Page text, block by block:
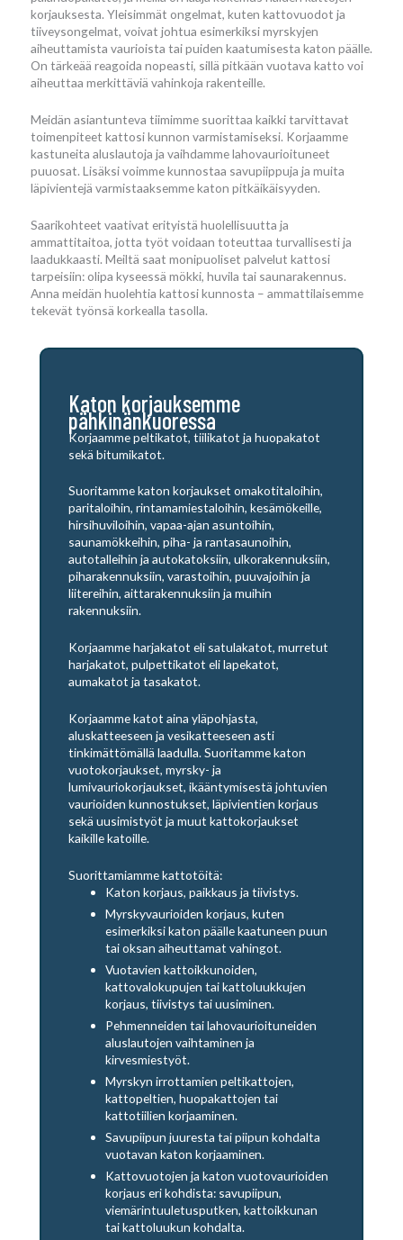
korjauksesta. Yleisimmät ongelmat, kuten kattovuodot ja
tiiveysongelmat, voivat johtua esimerkiksi myrskyjen
aiheuttamista vaurioista tai puiden kaatumisesta katon päälle.
On tärkeää reagoida nopeasti, sillä pitkään vuotava katto voi
aiheuttaa merkittäviä vahinkoja rakenteille.
Meidän asiantunteva tiimimme suorittaa kaikki tarvittavat
toimenpiteet kattosi kunnon varmistamiseksi. Korjaamme
kastuneita aluslautoja ja vaihdamme lahovaurioituneet
puuosat. Lisäksi voimme kunnostaa savupiippuja ja muita
läpivientejä varmistaaksemme katon pitkäikäisyyden.
Saarikohteet vaativat erityistä huolellisuutta ja
ammattitaitoa, jotta työt voidaan toteuttaa turvallisesti ja
laadukkaasti. Meiltä saat monipuoliset palvelut kattosi
tarpeisiin: olipa kyseessä mökki, huvila tai saunarakennus.
Anna meidän huolehtia kattosi kunnosta – ammattilaisemme
tekevät työnsä korkealla tasolla.
Katon korjauksemme
pähkinänkuoressa
Korjaamme peltikatot, tiilikatot ja huopakatot
sekä bitumikatot.
Suoritamme katon korjaukset omakotitaloihin,
paritaloihin, rintamamiestaloihin, kesämökeille,
hirsihuviloihin, vapaa-ajan asuntoihin,
saunamökkeihin, piha- ja rantasaunoihin,
autotalleihin ja autokatoksiin, ulkorakennuksiin,
piharakennuksiin, varastoihin, puuvajoihin ja
liitereihin, aittarakennuksiin ja muihin
rakennuksiin.
Korjaamme harjakatot eli satulakatot, murretut
harjakatot, pulpettikatot eli lapekatot,
aumakatot ja tasakatot.
Korjaamme katot aina yläpohjasta,
aluskatteeseen ja vesikatteeseen asti
tinkimättömällä laadulla. Suoritamme katon
vuotokorjaukset, myrsky- ja
lumivauriokorjaukset, ikääntymisestä johtuvien
vaurioiden kunnostukset, läpivientien korjaus
sekä uusimistyöt ja muut kattokorjaukset
kaikille katoille.
Suorittamiamme kattotöitä:
Katon korjaus, paikkaus ja tiivistys.
Myrskyvaurioiden korjaus, kuten
esimerkiksi katon päälle kaatuneen puun
tai oksan aiheuttamat vahingot.
Vuotavien kattoikkunoiden,
kattovalokupujen tai kattoluukkujen
korjaus, tiivistys tai uusiminen.
Pehmenneiden tai lahovaurioituneiden
aluslautojen vaihtaminen ja
kirvesmiestyöt.
Myrskyn irrottamien peltikattojen,
kattopeltien, huopakattojen tai
kattotiilien korjaaminen.
Savupiipun juuresta tai piipun kohdalta
vuotavan katon korjaaminen.
Kattovuotojen ja katon vuotovaurioiden
korjaus eri kohdista: savupiipun,
viemärintuuletusputken, kattoikkunan
tai kattoluukun kohdalta.